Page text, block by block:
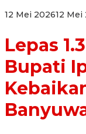
12 Mei 202612 Mei
Lepas
Bupati